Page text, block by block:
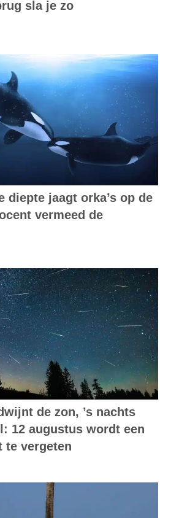
sla je zo
diepte jaagt orka’s op de
vermeed de
de zon, ’s nachts
12 augustus wordt een
te vergeten